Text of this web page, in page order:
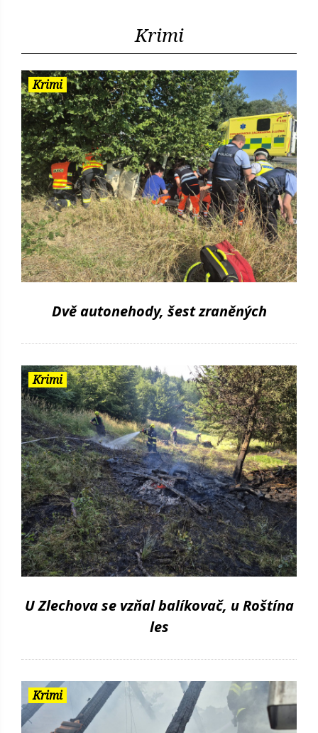
Krimi
Krimi
Dvě autonehody, šest zraněných
Krimi
U Zlechova se vzňal balíkovač, u Roštína
les
Krimi